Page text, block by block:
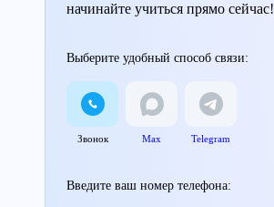
начинайте учиться прямо сейчас!
Выберите удобный способ связи:
Звонок Max Telegram
Введите ваш номер телефона: